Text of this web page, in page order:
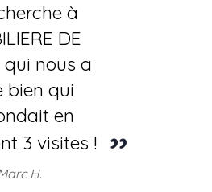
à
DE
qui nous a
bien qui
en
3 visites !
H.